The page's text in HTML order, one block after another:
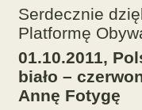
Serdecznie
Platformę
01.10.2011,
biało –
Annę Fotygę